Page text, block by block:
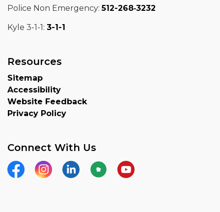
Police Non Emergency:512-268‑3232
Kyle 3-1-1: 3-1-1
Resources
Sitemap
Accessibility
Website Feedback
Privacy Policy
Connect With Us
FacebookInstagramLinkedInNextdoorYouTube